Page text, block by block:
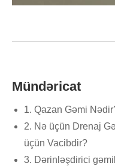
Mündəricat
1. Qazan Gəmi
2. Nə üçün Drenaj
üçün Vacibdir?
3. Dərinləşdirici